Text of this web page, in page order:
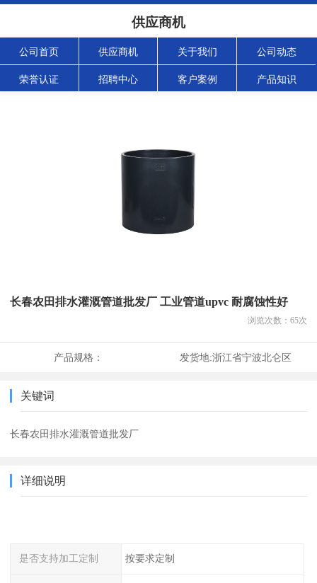
供应商机
公司首页 供应商机 关于我们 公司动态
荣誉认证 招聘中心 客户案例 产品知识
长春农田排水灌溉管道批发厂 工业管道upvc 耐腐蚀性好
浏览次数： 65次
产品规格： 发货地:浙江省宁波北仑区
关键词
长春农田排水灌溉管道批发厂
详细说明
是否支持加工定制 按要求定制